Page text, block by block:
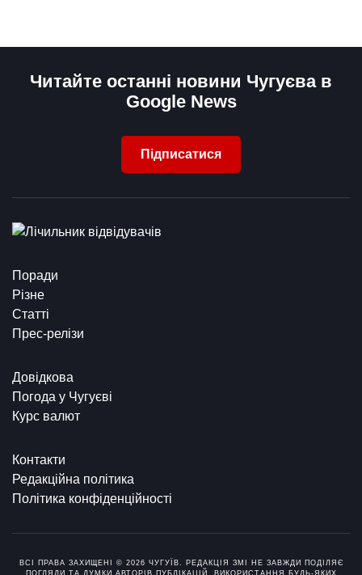
Читайте останні новини Чугуєва в
Google News
Підписатися
Поради
Різне
Статті
Прес-релізи
Довідкова
Погода у Чугуєві
Курс валют
Контакти
Редакційна політика
Політика конфіденційності
ВСІ ПРАВА ЗАХИЩЕНІ © 2026 ЧУГУЇВ. РЕДАКЦІЯ ЗМІ НЕ ЗАВЖДИ ПОДІЛЯЄ